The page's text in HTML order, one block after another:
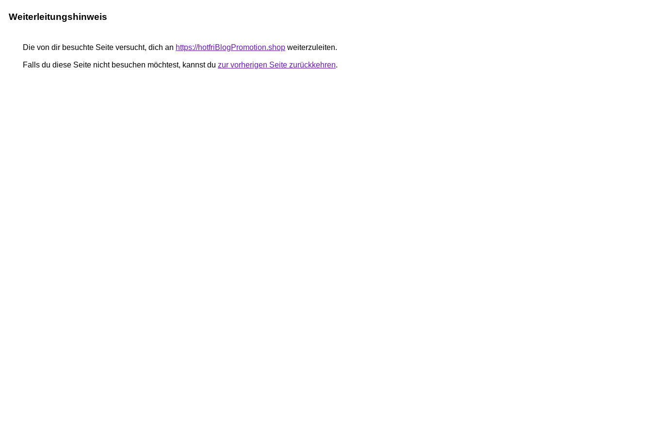
Weiterleitungshinweis
Die von dir besuchte Seite versucht, dich an https://hotfriBlogPromotion.shop weiterzuleiten.
Falls du diese Seite nicht besuchen möchtest, kannst du zur vorherigen Seite zurückkehren.